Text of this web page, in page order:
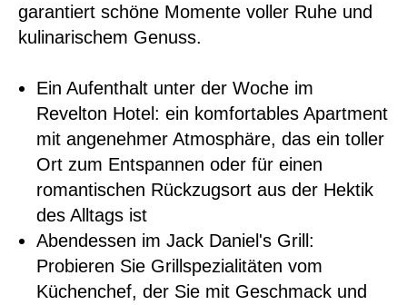
garantiert schöne Momente voller Ruhe und
kulinarischem Genuss.
Ein Aufenthalt unter der Woche im
Revelton Hotel: ein komfortables Apartment
mit angenehmer Atmosphäre, das ein toller
Ort zum Entspannen oder für einen
romantischen Rückzugsort aus der Hektik
des Alltags ist
Abendessen im Jack Daniel's Grill:
Probieren Sie Grillspezialitäten vom
Küchenchef, der Sie mit Geschmack und